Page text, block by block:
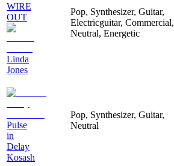
WIRE
OUT
Linda
Jones
Pop, Synthesizer, Guitar,
Electricguitar, Commercial,
Neutral, Energetic
Pulse
in
Delay
Kosash
Pop, Synthesizer, Guitar,
Neutral